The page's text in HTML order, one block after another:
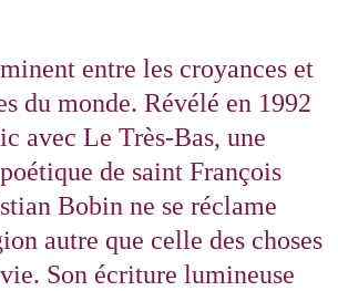
entre les croyances et
du monde. Révélé en 1992
avec Le Très-Bas, une
de saint François
Bobin ne se réclame
autre que celle des choses
Son écriture lumineuse